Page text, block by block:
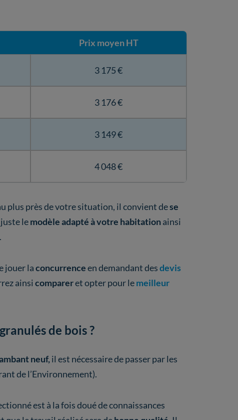
Prix moyen HT
3 175 €
3 176 €
3 149 €
4 048 €
plus près de votre situation, il convient dese
lemodèle adapté à votre habitationainsi
.
jouer laconcurrenceen demandant desdevis
ainsicompareret opter pour lemeilleur
de bois ?
neuf, il est nécessaire de passer par les
de l’Environnement).
est à la fois doué de connaissances